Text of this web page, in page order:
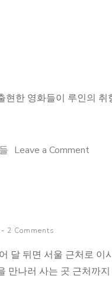
현한 영화들이 루인의
Leave a Commenton
왕
>
2 Comments
달 뒤면 서울 근처로
만나러 사는 곳 근처까